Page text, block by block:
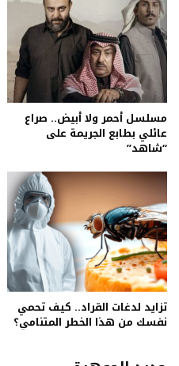
مسلسل أحمر ولا أبيض.. صراع
عائلي بطابع الجريمة على
“شاهد”
تزايد لدغات القراد.. كيف تحمي
نفسك من هذا الخطر المتنامي؟